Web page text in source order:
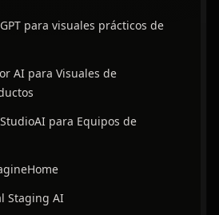
para visuales prácticos de
AI para Visuales de
para Equipos de
Staging AI